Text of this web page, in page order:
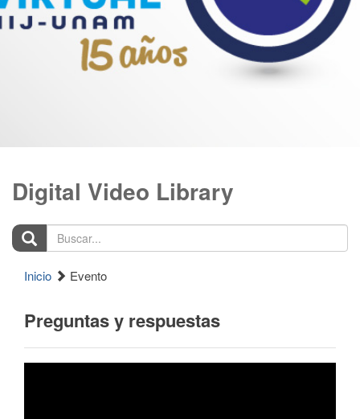
Digital Video Library
Buscar...
Inicio Evento
Preguntas y respuestas